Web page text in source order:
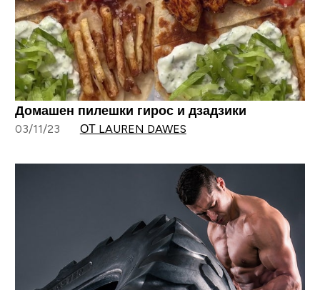
Домашен пилешки гирос и дзадзики
03/11/23 ОТ LAUREN DAWES